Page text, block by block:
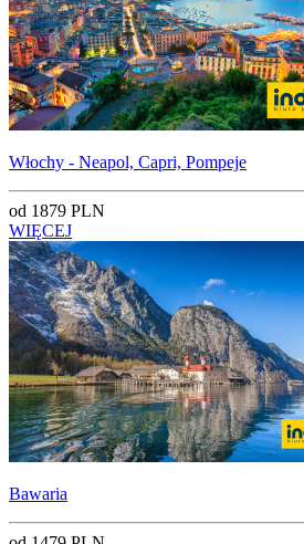
Włochy - Neapol, Capri, Pompeje
od 1879 PLN
WIĘCEJ
Bawaria